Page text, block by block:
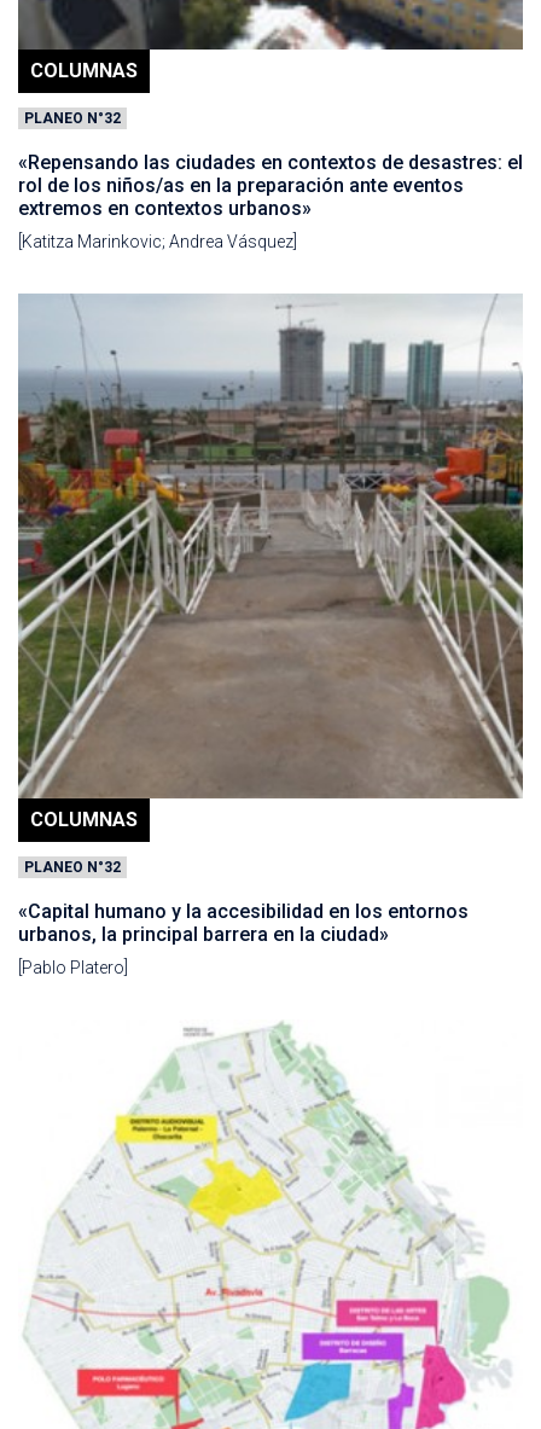
COLUMNAS
PLANEO N°32
«Repensando las ciudades en contextos de desastres: el
rol de los niños/as en la preparación ante eventos
extremos en contextos urbanos»
[Katitza Marinkovic; Andrea Vásquez]
COLUMNAS
PLANEO N°32
«Capital humano y la accesibilidad en los entornos
urbanos, la principal barrera en la ciudad»
[Pablo Platero]